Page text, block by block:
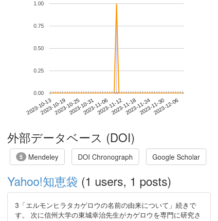
2023-10-132023-10-192023-10-252023-10-312023-11-062023-11-122023-11-182023-11-242023-11-302023-12-06
0.00
0.25
0.50
0.75
1.00
外部データベース (DOI)
5 Mendeley DOI Chronograph Google Scholar
Yahoo!知恵袋 (1 users, 1 posts)
3「エルモンヒラタカゲロウの名前の由来について」続きで
す。 次に信州大学の東城幸治先生がカゲロウを専門に研究さ